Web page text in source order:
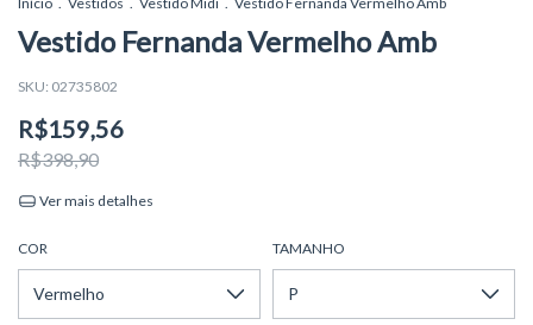
Vestido Fernanda Vermelho Amb
SKU: 02735802
R$159,56
R$398,90
Ver mais detalhes
COR TAMANHO